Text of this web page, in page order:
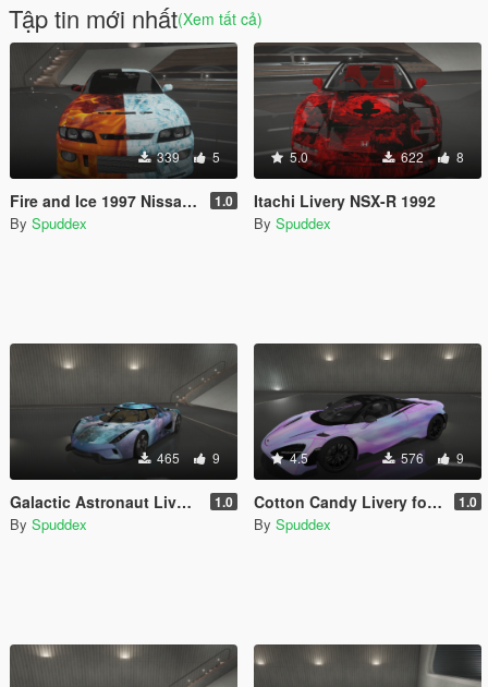
Tập tin mới nhất(Xem tất cả)
339 5
Fire and Ice 1997 Nissan Skyline GT-R R33 Livery 1.0
By Spuddex
5.0 622 8
Itachi Livery NSX-R 1992
By Spuddex
465 9
Galactic Astronaut Livery Koenigsegg Regera 1.0
By Spuddex
4.5 576 9
Cotton Candy Livery for McLaren 765LT 1.0
By Spuddex